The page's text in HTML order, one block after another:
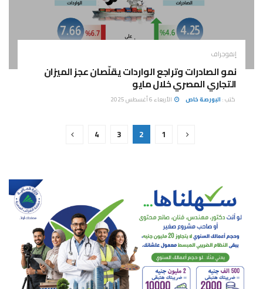
إنفوجراف
نمو الصادرات وتراجع الواردات يقلّصان عجز الميزان
التجاري المصري خلال مايو
كتب : البورصة خاص الأربعاء 6 أغسطس 2025
1
2
3
4